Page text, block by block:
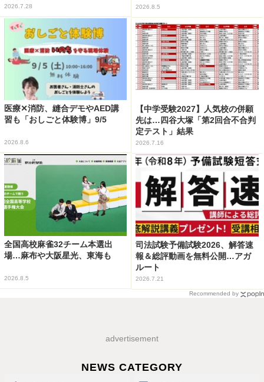
2026.7.28 2026.8.5
医療✕消防、縫合デモやAED講
習も「おしごと体験博」9/5
2026.8.6
【中学受験2027】人気校の併願
先は…四谷大塚「第2回合不合判
定テスト」結果
2026.7.16
全国高校麻雀32チーム本選出
場…麻布や大阪星光、東海も
2026.8.5
司法試験予備試験2026、解答速
報＆総評動画を無料公開…アガ
ルート
2026.7.21
Recommended by
advertisement
NEWS CATEGORY